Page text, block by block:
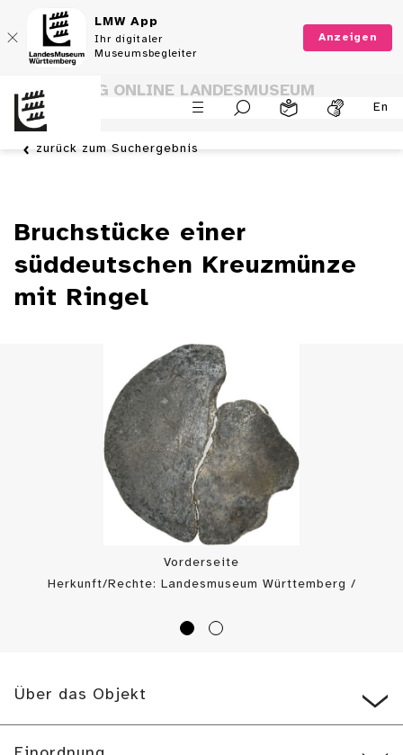
LMW App
Ihr digitaler
Museumsbegleiter
Anzeigen
En
SAMMLUNG ONLINE LANDESMUSEUM
WÜRTTEMBERG
zurück zum Suchergebnis
Bruchstücke einer
süddeutschen Kreuzmünze
mit Ringel
Vorderseite
Herkunft/Rechte: Landesmuseum Württemberg /
Über das Objekt